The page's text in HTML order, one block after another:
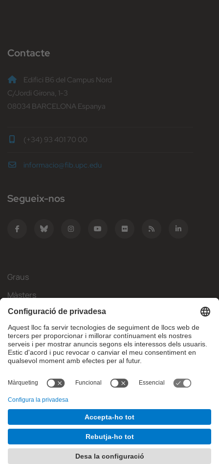
Contacte
Edifici B6 del Campus Nord
C/Jordi Girona, 1-3
08034 BARCELONA Espanya
(+34) 93 401 70 00
informacio@fib.upc.edu
Segueix-nos
Graus
Màsters
Mobilitat Internacional
Recerca
Empresa
La FIB
Què necessites?
© Facultat d'Informàtica de Barcelona - Universitat Politècnica
de Catalunya - BarcelonaTech